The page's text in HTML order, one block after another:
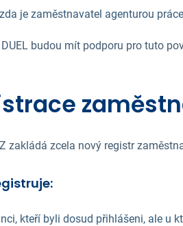
je zaměstnavatel agenturou
DUEL budou mít podporu pro tuto
zakládá zcela nový registr
kteří byli dosud přihlášeni, ale u